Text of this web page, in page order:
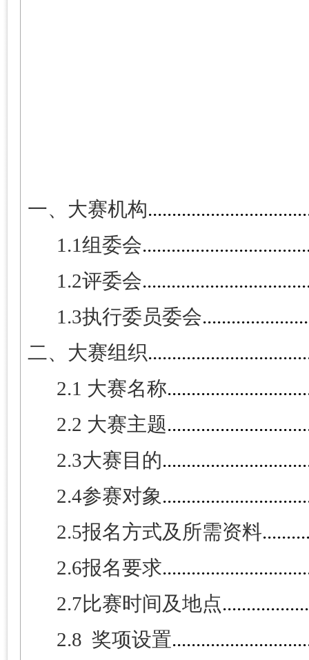
一、大赛机构
1.1组委会
1.2评委会
1.3执行委员委会
二、大赛组织
2.1 大赛名称
2.2 大赛主题
2.3大赛目的
2.4参赛对象
2.5报名方式及所需资料
2.6报名要求
2.7比赛时间及地点
2.8奖项设置